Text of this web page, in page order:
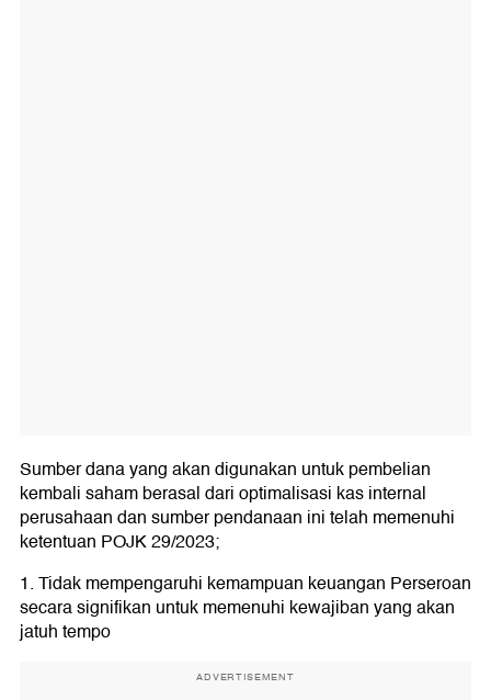
Sumber dana yang akan digunakan untuk pembelian
kembali saham berasal dari optimalisasi kas internal
perusahaan dan sumber pendanaan ini telah memenuhi
ketentuan POJK 29/2023;
1. Tidak mempengaruhi kemampuan keuangan Perseroan
secara signifikan untuk memenuhi kewajiban yang akan
jatuh tempo
ADVERTISEMENT